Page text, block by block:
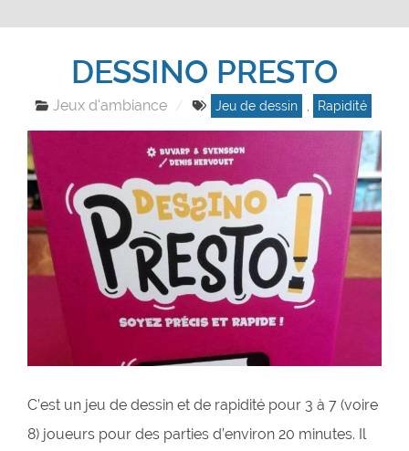
DESSINO PRESTO
Jeux d'ambiance Jeu de dessin , Rapidité
C’est un jeu de dessin et de rapidité pour 3 à 7 (voire
8) joueurs pour des parties d’environ 20 minutes. Il